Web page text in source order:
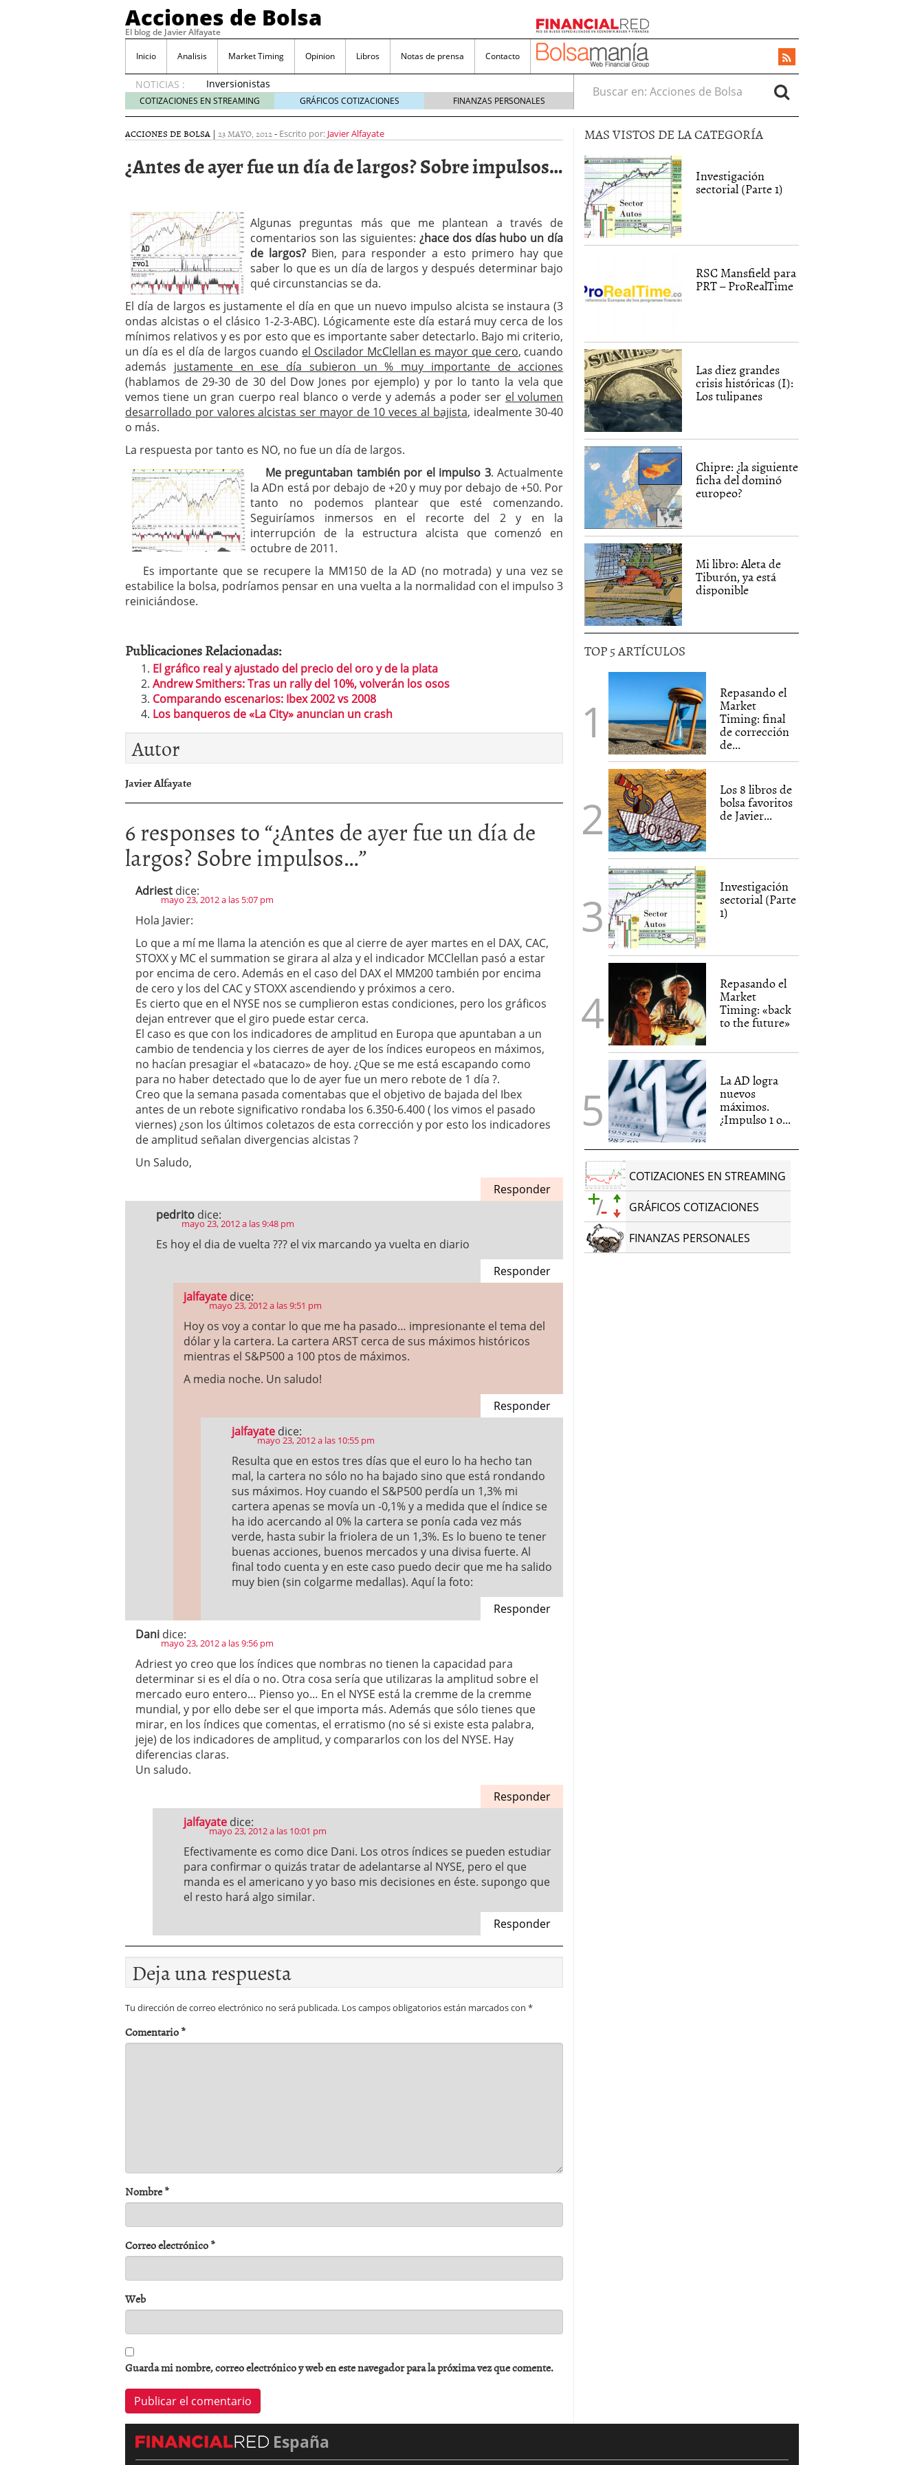
Acciones de Bolsa
El blog de Javier Alfayate
Inicio Analisis Market Timing Opinion Libros Notas de prensa Contacto
NOTICIAS :
Inversionistas
VIP en
México
creciente
por SIFX
mayo 8,
noviembre 30, 2024
Entendiendo los ETF de Bitcoin noviembre 22, 2024
Dividend Kings: empresas que destacan por sus dividendos constantes
noviembre 12, 2024
Descubre RealAdvisor: Una poderosa herramienta para tus inversiones
inmobiliarias septiembre 23, 2024
COTIZACIONES EN STREAMING GRÁFICOS COTIZACIONES FINANZAS PERSONALES
Buscar en:
ACCIONES DE BOLSA | 23 MAYO, 2012- Escrito por: Javier Alfayate
¿Antes de ayer fue un día de largos? Sobre impulsos…
Algunas preguntas más que me plantean a través de
comentarios son las siguientes: ¿hace dos días hubo un día
de largos?Bien, para responder a esto primero hay que
saber lo que es un día de largos y después determinar bajo
qué circunstancias se da.
El día de largos es justamente el día en que un nuevo impulso alcista se instaura (3
ondas alcistas o el clásico 1-2-3-ABC). Lógicamente este día estará muy cerca de los
mínimos relativos y es por esto que es importante saber detectarlo. Bajo mi criterio,
un día es el día de largos cuando el Oscilador McClellan es mayor que cero, cuando
además justamente en ese día subieron un % muy importante de acciones
(hablamos de 29-30 de 30 del Dow Jones por ejemplo) y por lo tanto la vela que
vemos tiene un gran cuerpo real blanco o verde y además a poder ser el volumen
desarrollado por valores alcistas ser mayor de 10 veces al bajista, idealmente 30-40
o más.
La respuesta por tanto es NO, no fue un día de largos.
Me preguntaban también por el impulso 3. Actualmente
la ADn está por debajo de +20 y muy por debajo de +50. Por
tanto no podemos plantear que esté comenzando.
Seguiríamos inmersos en el recorte del 2 y en la
interrupción de la estructura alcista que comenzó en
octubre de 2011.
Es importante que se recupere la MM150 de la AD (no motrada) y una vez se
estabilice la bolsa, podríamos pensar en una vuelta a la normalidad con el impulso 3
reiniciándose.
Publicaciones Relacionadas:
El gráfico real y ajustado del precio del oro y de la plata
Andrew Smithers: Tras un rally del 10%, volverán los osos
Comparando escenarios: Ibex 2002 vs 2008
Los banqueros de «La City» anuncian un crash
Autor
Javier Alfayate
6 responses to “¿Antes de ayer fue un día de
largos? Sobre impulsos…”
Adriest dice:
mayo 23, 2012 a las 5:07 pm
Hola Javier:
Lo que a mí me llama la atención es que al cierre de ayer martes en el DAX, CAC,
STOXX y MC el summation se girara al alza y el indicador MCClellan pasó a estar
por encima de cero. Además en el caso del DAX el MM200 también por encima
de cero y los del CAC y STOXX ascendiendo y próximos a cero.
Es cierto que en el NYSE nos se cumplieron estas condiciones, pero los gráficos
dejan entrever que el giro puede estar cerca.
El caso es que con los indicadores de amplitud en Europa que apuntaban a un
cambio de tendencia y los cierres de ayer de los índices europeos en máximos,
no hacían presagiar el «batacazo» de hoy. ¿Que se me está escapando como
para no haber detectado que lo de ayer fue un mero rebote de 1 día ?.
Creo que la semana pasada comentabas que el objetivo de bajada del Ibex
antes de un rebote significativo rondaba los 6.350-6.400 ( los vimos el pasado
viernes) ¿son los últimos coletazos de esta corrección y por esto los indicadores
de amplitud señalan divergencias alcistas ?
Un Saludo,
Responder
pedrito dice:
mayo 23, 2012 a las 9:48 pm
Es hoy el dia de vuelta ??? el vix marcando ya vuelta en diario
Responder
jalfayate dice:
mayo 23, 2012 a las 9:51 pm
Hoy os voy a contar lo que me ha pasado… impresionante el tema del
dólar y la cartera. La cartera ARST cerca de sus máximos históricos
mientras el S&P500 a 100 ptos de máximos.
A media noche. Un saludo!
Responder
jalfayate dice:
mayo 23, 2012 a las 10:55 pm
Resulta que en estos tres días que el euro lo ha hecho tan
mal, la cartera no sólo no ha bajado sino que está rondando
sus máximos. Hoy cuando el S&P500 perdía un 1,3% mi
cartera apenas se movía un -0,1% y a medida que el índice se
ha ido acercando al 0% la cartera se ponía cada vez más
verde, hasta subir la friolera de un 1,3%. Es lo bueno te tener
buenas acciones, buenos mercados y una divisa fuerte. Al
final todo cuenta y en este caso puedo decir que me ha salido
muy bien (sin colgarme medallas). Aquí la foto:
Responder
Dani dice:
mayo 23, 2012 a las 9:56 pm
Adriest yo creo que los índices que nombras no tienen la capacidad para
determinar si es el día o no. Otra cosa sería que utilizaras la amplitud sobre el
mercado euro entero… Pienso yo… En el NYSE está la cremme de la cremme
mundial, y por ello debe ser el que importa más. Además que sólo tienes que
mirar, en los índices que comentas, el erratismo (no sé si existe esta palabra,
jeje) de los indicadores de amplitud, y compararlos con los del NYSE. Hay
diferencias claras.
Un saludo.
Responder
jalfayate dice:
mayo 23, 2012 a las 10:01 pm
Efectivamente es como dice Dani. Los otros índices se pueden estudiar
para confirmar o quizás tratar de adelantarse al NYSE, pero el que
manda es el americano y yo baso mis decisiones en éste. supongo que
el resto hará algo similar.
Responder
Deja una respuesta
Tu dirección de correo electrónico no será publicada. Los campos obligatorios están marcados con *
Comentario*
Nombre*
Correo electrónico*
Web
Guarda mi nombre, correo electrónico y web en este navegador para la próxima vez que comente.
MAS VISTOS DE LA CATEGORÍA
Investigación
sectorial (Parte 1)
RSC Mansfield para
PRT – ProRealTime
Las diez grandes
crisis históricas (I):
Los tulipanes
Chipre: ¿la siguiente
ficha del dominó
europeo?
Mi libro: Aleta de
Tiburón, ya está
disponible
TOP 5 ARTÍCULOS
Repasando el
Market
Timing: final
de corrección
de...
Los 8 libros de
bolsa favoritos
de Javier...
Investigación
sectorial (Parte
1)
Repasando el
Market
Timing: «back
to the future»
La AD logra
nuevos
máximos.
¿Impulso 1 o...
COTIZACIONES EN STREAMING
GRÁFICOS COTIZACIONES
FINANZAS PERSONALES
España